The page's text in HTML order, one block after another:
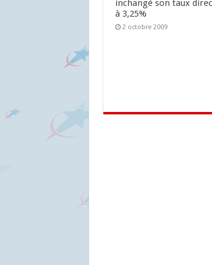
inchangé son taux
à 3,25%
2 octobre 2009